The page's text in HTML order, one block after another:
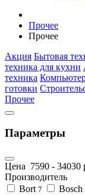
Прочее
Прочее
Акция Бытовая
техника для кухни
техника
готовки
Прочее
Параметры
Цена 7590 - 34030
Производитель
Bort 7 Bosch